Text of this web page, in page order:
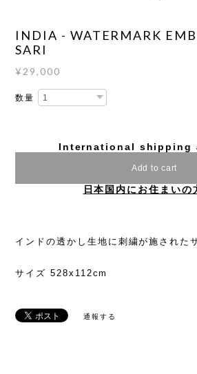
INDIA - WATERMARK
SARI
¥29,000
数量
International shipping
Add to cart
日本国内にお住まいの
インドの透かし生地に刺繍が施された
サイズ 528x112cm
通報する